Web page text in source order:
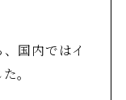
国内ではイ
。